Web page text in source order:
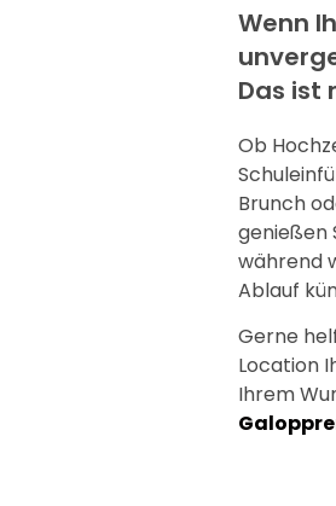
Wenn
Das ist
Ob
Brunch
genießen
während
Ablauf
Gerne
Location
Ihrem